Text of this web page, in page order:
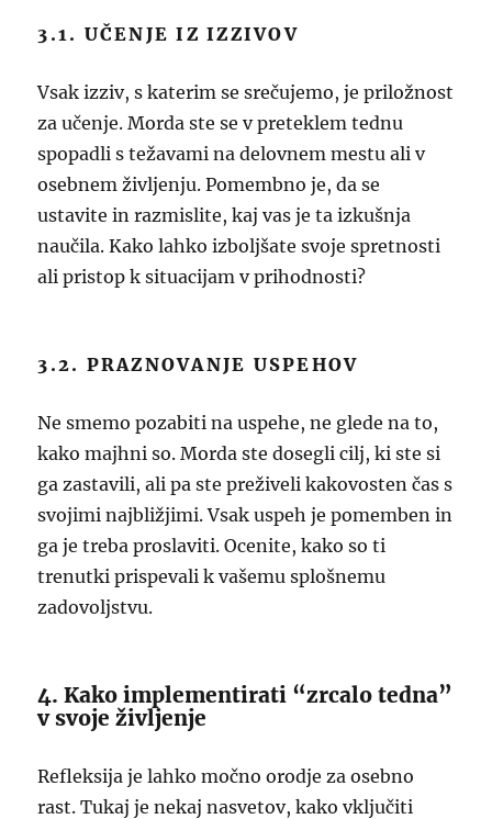
3.1. UČENJE IZ IZZIVOV
Vsak izziv, s katerim se srečujemo, je priložnost
za učenje. Morda ste se v preteklem tednu
spopadli s težavami na delovnem mestu ali v
osebnem življenju. Pomembno je, da se
ustavite in razmislite, kaj vas je ta izkušnja
naučila. Kako lahko izboljšate svoje spretnosti
ali pristop k situacijam v prihodnosti?
3.2. PRAZNOVANJE USPEHOV
Ne smemo pozabiti na uspehe, ne glede na to,
kako majhni so. Morda ste dosegli cilj, ki ste si
ga zastavili, ali pa ste preživeli kakovosten čas s
svojimi najbližjimi. Vsak uspeh je pomemben in
ga je treba proslaviti. Ocenite, kako so ti
trenutki prispevali k vašemu splošnemu
zadovoljstvu.
4. Kako implementirati “zrcalo tedna”
v svoje življenje
Refleksija je lahko močno orodje za osebno
rast. Tukaj je nekaj nasvetov, kako vključiti